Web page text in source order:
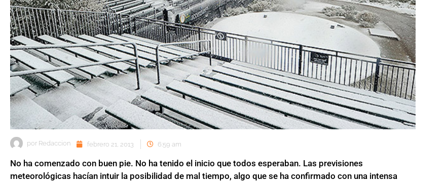
por Redaccion febrero 21, 2013 6:59 am
No ha comenzado con buen pie. No ha tenido el inicio que todos esperaban. Las previsiones
meteorológicas hacían intuir la posibilidad de mal tiempo, algo que se ha confirmado con una intensa